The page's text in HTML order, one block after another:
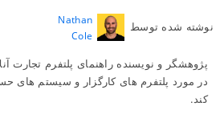
نوشته شده توسط
Nathan
Cole
پژوهشگر و نویسنده راهنمای پلتفرم تجارت
در مورد پلتفرم های کارگزار و سیستم های
کند.